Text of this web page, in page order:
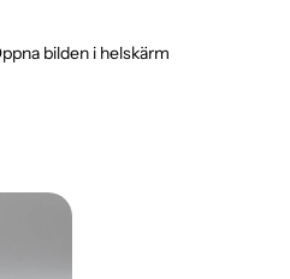
bilden i helskärm